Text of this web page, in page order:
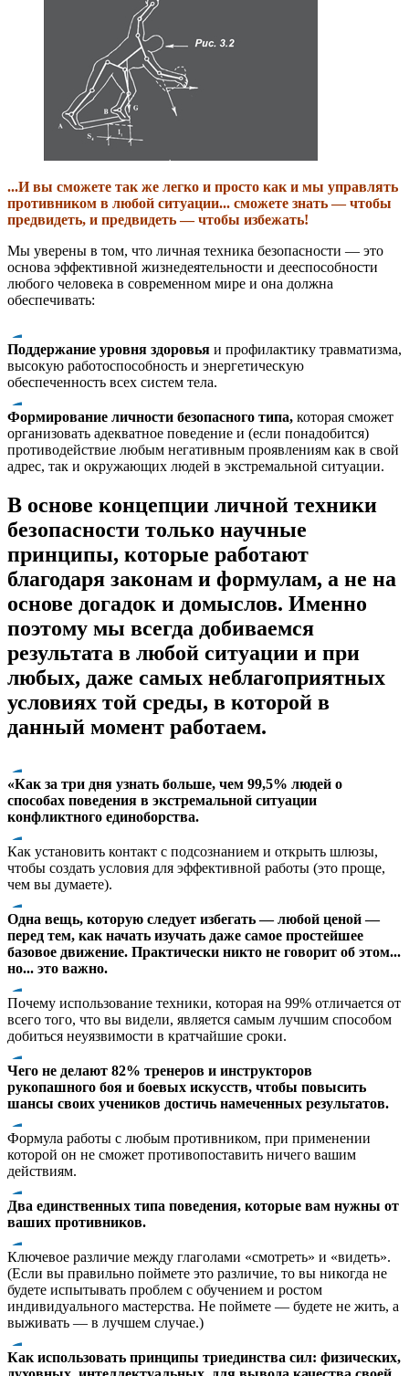
...И вы сможете так же легко и просто как и мы управлять
противником в любой ситуации... сможете знать — чтобы
предвидеть, и предвидеть — чтобы избежать!
Мы уверены в том, что личная техника безопасности — это
основа эффективной жизнедеятельности и дееспособности
любого человека в современном мире и она должна
обеспечивать:
Поддержание уровня здоровья и профилактику травматизма,
высокую работоспособность и энергетическую
обеспеченность всех систем тела.
Формирование личности безопасного типа, которая сможет
организовать адекватное поведение и (если понадобится)
противодействие любым негативным проявлениям как в свой
адрес, так и окружающих людей в экстремальной ситуации.
В основе концепции личной техники
безопасности только научные
принципы, которые работают
благодаря законам и формулам, а не на
основе догадок и домыслов. Именно
поэтому мы всегда добиваемся
результата в любой ситуации и при
любых, даже самых неблагоприятных
условиях той среды, в которой в
данный момент работаем.
«Как за три дня узнать больше, чем 99,5% людей о
способах поведения в экстремальной ситуации
конфликтного единоборства.
Как установить контакт с подсознанием и открыть шлюзы,
чтобы создать условия для эффективной работы (это проще,
чем вы думаете).
Одна вещь, которую следует избегать — любой ценой —
перед тем, как начать изучать даже самое простейшее
базовое движение. Практически никто не говорит об этом...
но... это важно.
Почему использование техники, которая на 99% отличается от
всего того, что вы видели, является самым лучшим способом
добиться неуязвимости в кратчайшие сроки.
Чего не делают 82% тренеров и инструкторов
рукопашного боя и боевых искусств, чтобы повысить
шансы своих учеников достичь намеченных результатов.
Формула работы с любым противником, при применении
которой он не сможет противопоставить ничего вашим
действиям.
Два единственных типа поведения, которые вам нужны от
ваших противников.
Ключевое различие между глаголами «смотреть» и «видеть».
(Если вы правильно поймете это различие, то вы никогда не
будете испытывать проблем с обучением и ростом
индивидуального мастерства. Не поймете — будете не жить, а
выживать — в лучшем случае.)
Как использовать принципы триединства сил: физических,